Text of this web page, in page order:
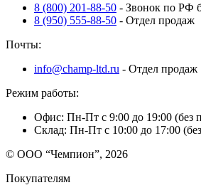
8 (800) 201-88-50 - Звонок по РФ
8 (950) 555-88-50 - Отдел продаж
Почты:
info@champ-ltd.ru - Отдел продаж
Режим работы:
Офис: Пн-Пт с 9:00 до 19:00 (без
Склад: Пн-Пт с 10:00 до 17:00
© ООО “Чемпион”, 2026
Покупателям